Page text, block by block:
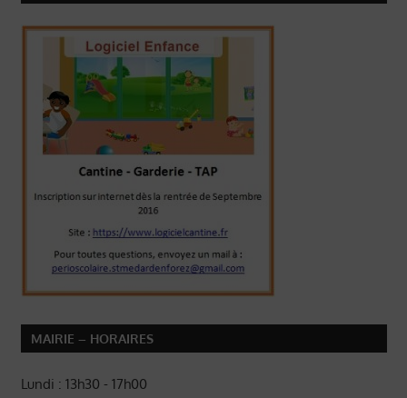
MAIRIE – HORAIRES
Lundi : 13h30 - 17h00